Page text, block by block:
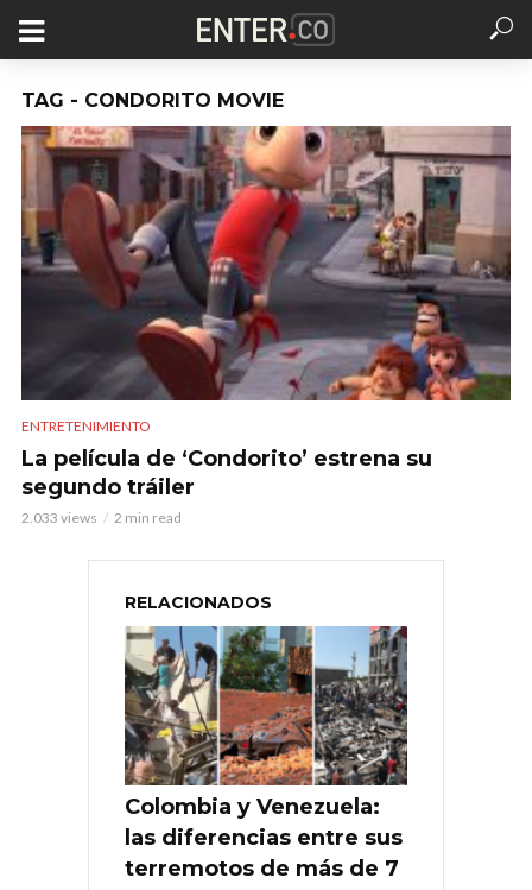
TAG - CONDORITO MOVIE
ENTRETENIMIENTO
La película de ‘Condorito’ estrena su
segundo tráiler
2.033 views 2 min read
RELACIONADOS
Colombia y Venezuela:
las diferencias entre sus
terremotos de más de 7